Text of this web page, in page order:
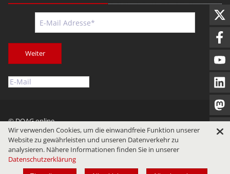
Weiter
© DOAG online
Impressum
Datenschutz Nutzungsbedingungen
Wir verwenden Cookies, um die einwandfreie Funktion unserer
Website zu gewährleisten und unseren Datenverkehr zu
analysieren. Nähere Informationen finden Sie in unserer
Datenschutzerklärung